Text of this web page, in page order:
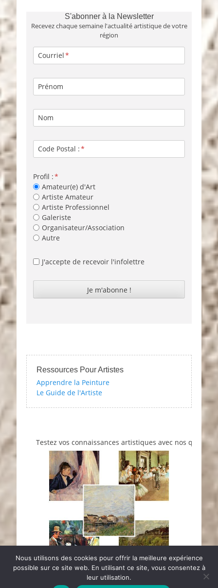
S'abonner à la Newsletter
Recevez chaque semaine l'actualité artistique de votre
région
Courriel
Prénom
Nom
Code Postal :
Profil :
Amateur(e) d'Art
Artiste Amateur
Artiste Professionnel
Galeriste
Organisateur/Association
Autre
J'accepte de recevoir l'infolettre
Ressources Pour Artistes
Apprendre la Peinture
Le Guide de l'Artiste
Testez vos connaissances artistiques avec nos quizzes
Nous utilisons des cookies pour offrir la meilleure expérience
possible sur ce site web. En utilisant ce site, vous consentez à
leur utilisation.